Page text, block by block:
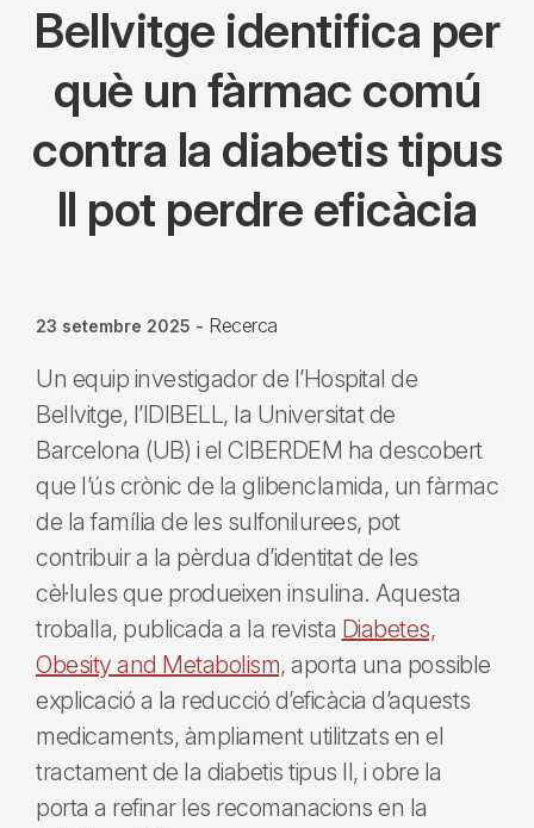
Bellvitge identifica per
què un fàrmac comú
contra la diabetis tipus
II pot perdre eficàcia
23 setembre 2025 - Recerca
Un equip investigador de l’Hospital de
Bellvitge, l’IDIBELL, la Universitat de
Barcelona (UB) i el CIBERDEM ha descobert
que l’ús crònic de la glibenclamida, un fàrmac
de la família de les sulfonilurees, pot
contribuir a la pèrdua d’identitat de les
cèl·lules que produeixen insulina. Aquesta
troballa, publicada a la revista Diabetes,
Obesity and Metabolism, aporta una possible
explicació a la reducció d’eficàcia d’aquests
medicaments, àmpliament utilitzats en el
tractament de la diabetis tipus II, i obre la
porta a refinar les recomanacions en la